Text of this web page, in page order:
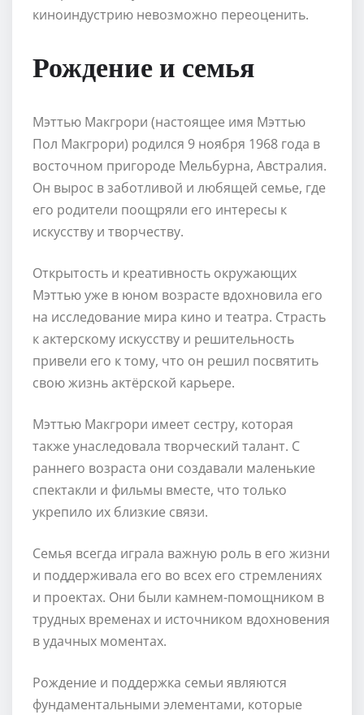
киноиндустрию невозможно переоценить.
Рождение и семья
Мэттью Макгрори (настоящее имя Мэттью
Пол Макгрори) родился 9 ноября 1968 года в
восточном пригороде Мельбурна, Австралия.
Он вырос в заботливой и любящей семье, где
его родители поощряли его интересы к
искусству и творчеству.
Открытость и креативность окружающих
Мэттью уже в юном возрасте вдохновила его
на исследование мира кино и театра. Страсть
к актерскому искусству и решительность
привели его к тому, что он решил посвятить
свою жизнь актёрской карьере.
Мэттью Макгрори имеет сестру, которая
также унаследовала творческий талант. С
раннего возраста они создавали маленькие
спектакли и фильмы вместе, что только
укрепило их близкие связи.
Семья всегда играла важную роль в его жизни
и поддерживала его во всех его стремлениях
и проектах. Они были камнем-помощником в
трудных временах и источником вдохновения
в удачных моментах.
Рождение и поддержка семьи являются
фундаментальными элементами, которые